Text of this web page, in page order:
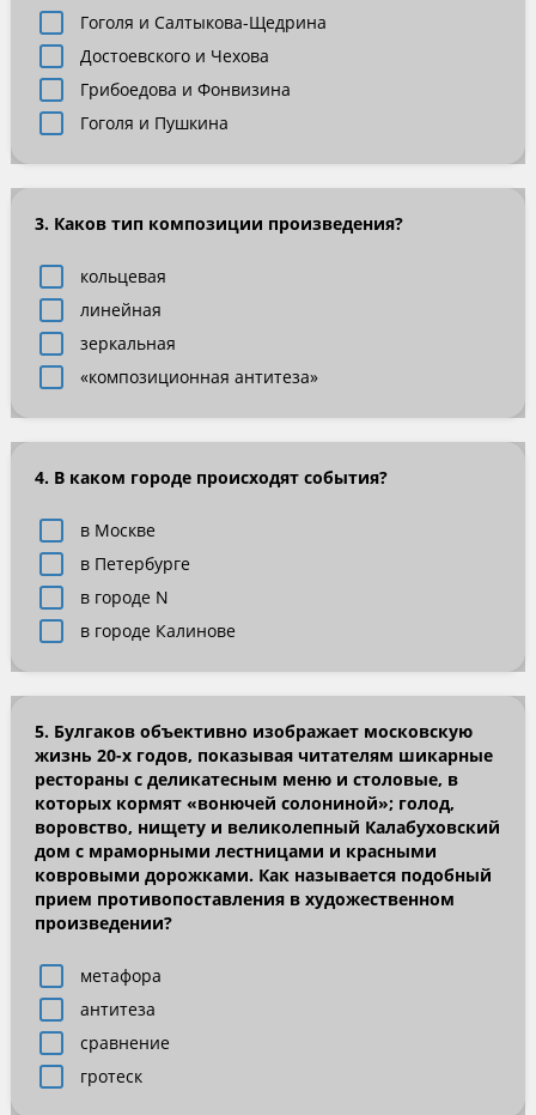
Гоголя и Салтыкова-Щедрина
Достоевского и Чехова
Грибоедова и Фонвизина
Гоголя и Пушкина
3. Каков тип композиции произведения?
кольцевая
линейная
зеркальная
«композиционная антитеза»
4. В каком городе происходят события?
в Москве
в Петербурге
в городе N
в городе Калинове
5. Булгаков объективно изображает московскую
жизнь 20-х годов, показывая читателям шикарные
рестораны с деликатесным меню и столовые, в
которых кормят «вонючей солониной»; голод,
воровство, нищету и великолепный Калабуховский
дом с мраморными лестницами и красными
ковровыми дорожками. Как называется подобный
прием противопоставления в художественном
произведении?
метафора
антитеза
сравнение
гротеск